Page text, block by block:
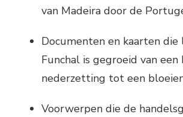
van Madeira door de
Documenten en kaarten die
Funchal is gegroeid van een
nederzetting tot een
Voorwerpen die de